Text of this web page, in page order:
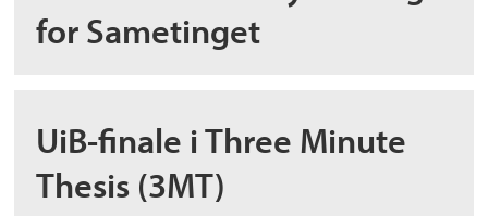
for Sametinget
UiB-finale i Three Minute
Thesis (3MT)